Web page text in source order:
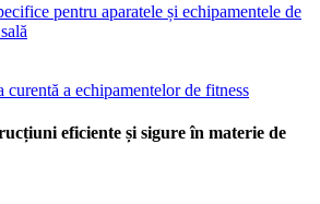
pentru aparatele și echipamentele de
curentă a echipamentelor de fitness
eficiente și sigure în materie de